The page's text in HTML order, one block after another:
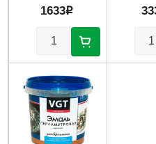
1633p